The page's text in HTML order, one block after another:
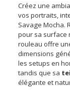
Créez une
vos portraits,
Savage Mocha.
pour sa surface
rouleau offre
dimensions
les setups en
tandis que sa
élégante et